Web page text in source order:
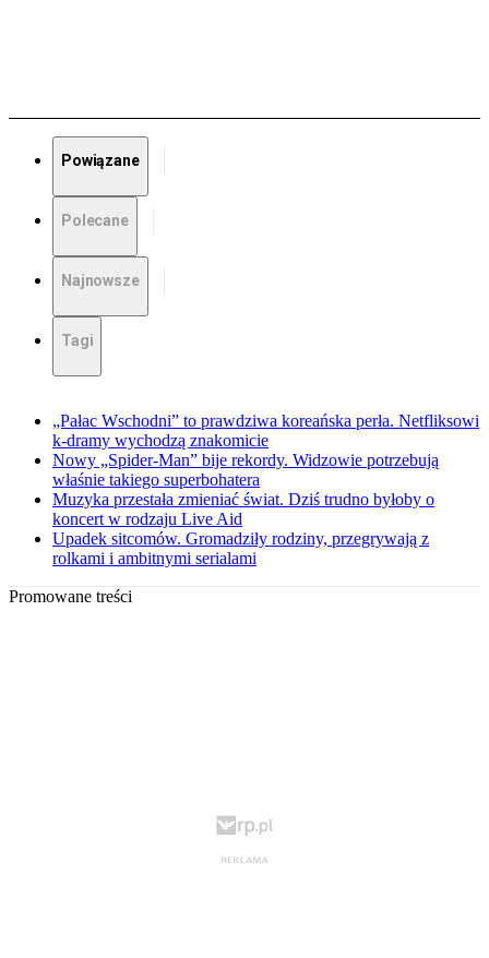
Powiązane
Polecane
Najnowsze
Tagi
„Pałac Wschodni” to prawdziwa koreańska perła. Netfliksowi
k-dramy wychodzą znakomicie
Nowy „Spider-Man” bije rekordy. Widzowie potrzebują
właśnie takiego superbohatera
Muzyka przestała zmieniać świat. Dziś trudno byłoby o
koncert w rodzaju Live Aid
Upadek sitcomów. Gromadziły rodziny, przegrywają z
rolkami i ambitnymi serialami
Promowane treści